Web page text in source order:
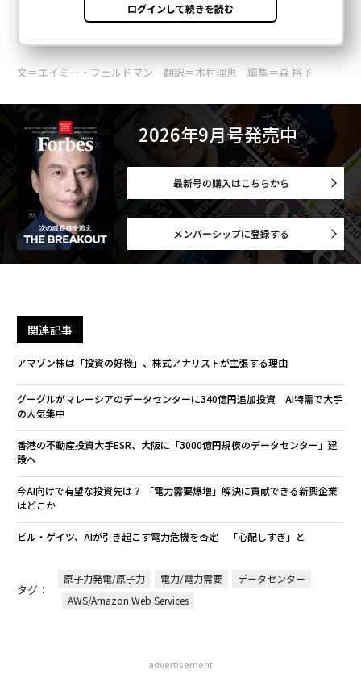
文＝エイミー・フェルドマン 翻訳＝木村理恵 編集＝森 裕子
2026年9月号発売中
最新号の購入はこちらから
メンバーシップに登録する
関連記事
アマゾン株は「投資の好機」、株式アナリストが主張する理由
グーグルがマレーシアのデータセンターに340億円追加投資 AI特需で大手
の人気集中
香港の不動産投資大手ESR、大阪に「3000億円規模のデータセンター」建
設へ
今AI向けで有望な投資先は？ 「電力需要爆増」解決に貢献できる新興企業
はどこか
ビル・ゲイツ、AIが引き起こす電力危機を否定 「心配しすぎ」と
タグ：
原子力発電/原子力 電力/電力需要
データセンター
AWS/Amazon Web Services
advertisement